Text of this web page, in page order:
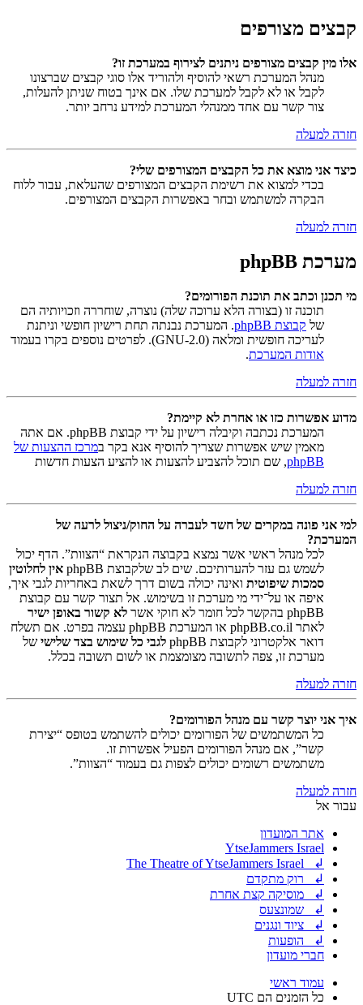
קבצים מצורפים
אלו מין קבצים מצורפים ניתנים לצירוף במערכת זו?
מנהל המערכת רשאי להוסיף ולהוריד אלו סוגי קבצים שברצונו
לקבל או לא לקבל למערכת שלו. אם אינך בטוח שניתן להעלות,
צור קשר עם אחד ממנהלי המערכת למידע נרחב יותר.
חזרה למעלה
כיצד אני מוצא את כל הקבצים המצורפים שלי?
בכדי למצוא את רשימת הקבצים המצורפים שהעלאת, עבור ללוח
הבקרה למשתמש ובחר באפשרות הקבצים המצורפים.
חזרה למעלה
מערכת phpBB
מי תכנן וכתב את תוכנת הפורומים?
תוכנה זו (בצורה הלא ערוכה שלה) נוצרה, שוחררה וזכויותיה הם
של קבוצת phpBB
. המערכת נבנתה תחת רישיון חופשי וניתנת
לעריכה חופשית ומלאה (GNU-2.0). לפרטים נוספים בקרו בעמוד
אודות המערכת.
חזרה למעלה
מדוע אפשרות כזו או אחרת לא קיימת?
המערכת נכתבה וקיבלה רישיון על ידי קבוצת phpBB. אם אתה
מאמין שיש אפשרות שצריך להוסיף אנא בקר במרכז ההצעות של
phpBB, שם תוכל להצביע להצעות או להציע הצעות חדשות
חזרה למעלה
למי אני פונה במקרים של חשד לעברה על החוק/ניצול לרעה של
המערכת?
לכל מנהל ראשי אשר נמצא בקבוצה הנקראת “הצוות”. הדף יכול
לשמש גם עזר להערותיכם. שים לב שלקבוצת phpBB
אין לחלוטין
סמכות שיפוטית ואינה יכולה בשום דרך לשאת באחריות לגבי איך,
איפה או על־ידי מי מערכת זו בשימוש. אל תצור קשר עם קבוצת
phpBB בהקשר לכל חומר לא חוקי אשר
לא קשור באופן ישיר
לאתר phpBB.co.il או המערכת phpBB עצמה בפרט. אם תשלח
דואר אלקטרוני לקבוצת phpBB
לגבי כל שימוש בצד שלישי של
מערכת זו, צפה לתשובה מצומצמת או לשום תשובה בכלל.
חזרה למעלה
איך אני יוצר קשר עם מנהל הפורומים?
כל המשתמשים של הפורומים יכולים להשתמש בטופס “יצירת
קשר”, אם מנהל הפורומים הפעיל אפשרות זו.
משתמשים רשומים יכולים לצפות גם בעמוד “הצוות”.
חזרה למעלה
עבור אל
אתר המועדון
YtseJammers Israel
↲ The Theatre of YtseJammers Israel
↲ רוק מתקדם
↲ מוסיקה קצת אחרת
↲ שמונצעס
↲ ציוד ונגנים
↲ הופעות
חברי מועדון
עמוד ראשי
כל הזמנים הם UTC